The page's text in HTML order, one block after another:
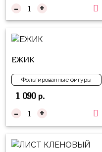
- +
ЕЖИК
Фольгированные фигуры
1 090р.
- +
для
праздника
Сервировка
декор
Колпачки,
ободки
Бабушки
Папы,
Тропики
Гарри
Поттер
Единороги